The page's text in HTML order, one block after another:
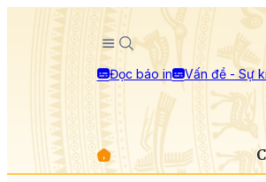
Đọc báo in Vấn đề - Sự